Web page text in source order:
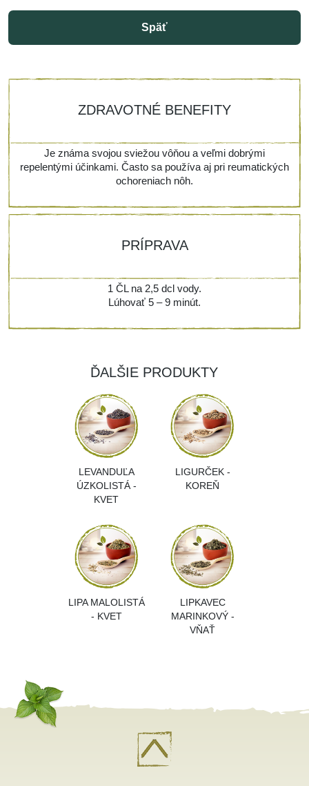
Späť
ZDRAVOTNÉ BENEFITY
Je známa svojou sviežou vôňou a veľmi dobrými
repelentými účinkami. Často sa používa aj pri reumatických
ochoreniach nôh.
PRÍPRAVA
1 ČL na 2,5 dcl vody.
Lúhovať 5 – 9 minút.
ĎALŠIE PRODUKTY
LEVANDUĽA
ÚZKOLISTÁ -
KVET
LIGURČEK -
KOREŇ
LIPA MALOLISTÁ
- KVET
LIPKAVEC
MARINKOVÝ -
VŇAŤ